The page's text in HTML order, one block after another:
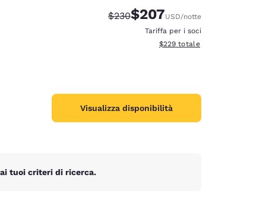
Tariffa di barratura:
$230Tariffa scontata:
$207USD/notte
Tariffa per i soci
Visualizza i dettagli totali
$229 totale
Visualizza disponibilità
tuoi criteri di ricerca.